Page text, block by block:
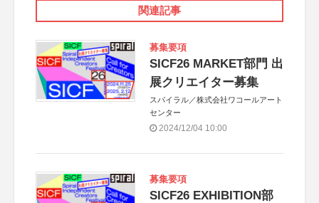
関連記事
募集要項
SICF26 MARKET部門 出
展クリエイター募集
スパイラル／株式会社ワコールアート
センター
2024/12/04 10:00
募集要項
SICF26 EXHIBITION部